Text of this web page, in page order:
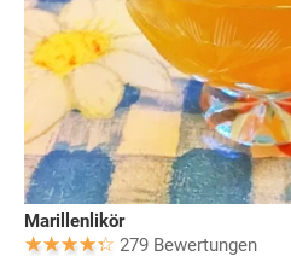
Marillenlikör
279 Bewertungen